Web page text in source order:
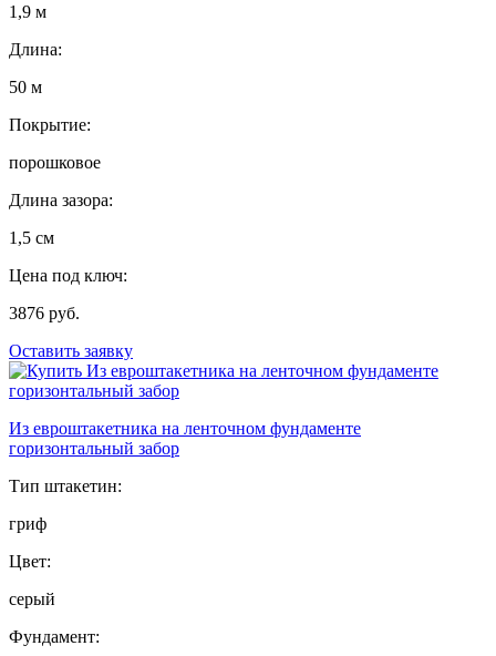
1,9 м
Длина:
50 м
Покрытие:
порошковое
Длина зазора:
1,5 см
Цена под ключ:
3876 руб.
Оставить заявку
Из евроштакетника на ленточном фундаменте
горизонтальный забор
Тип штакетин:
гриф
Цвет:
серый
Фундамент: